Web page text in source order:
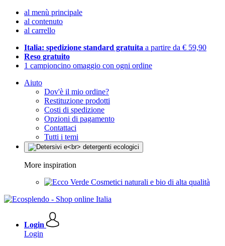
al menù principale
al contenuto
al carrello
Italia: spedizione standard gratuita a partire da € 59,90
Reso gratuito
1 campioncino omaggio con ogni ordine
Aiuto
Dov'è il mio ordine?
Restituzione prodotti
Costi di spedizione
Opzioni di pagamento
Contattaci
Tutti i temi
More inspiration
Cosmetici naturali e bio di alta qualità
Login
Login